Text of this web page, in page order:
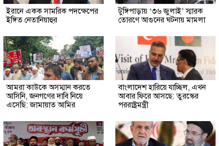
ইরানে একক সামরিক পদক্ষেপের
ইঙ্গিত নেতানিয়াহুর
টুঙ্গিপাড়ায় ‘৩৬ জুলাই’ স্মারক
তোরণে আগুনের ঘটনায় মামলা
আমরা কাউকে অসম্মান করতে
আসিনি, জনগণের দাবি নিয়ে
এসেছি: জামায়াত আমির
বাংলাদেশ হারিয়ে যাচ্ছিল, এখন
আবার ফিরে আসছে: তুরস্কের
পররাষ্ট্রমন্ত্রী